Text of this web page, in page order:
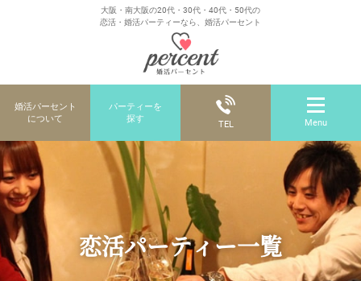
大阪・南大阪の20代・30代・40代・50代の
恋活・婚活パーティーなら、婚活パーセント
婚活パーセント
について
パーティーを
探す
TEL Menu
恋活パーティー一覧